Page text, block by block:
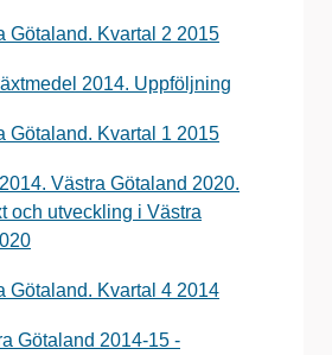
Götaland. Kvartal 2 2015
2014. Uppföljning
Götaland. Kvartal 1 2015
Västra Götaland 2020.
och utveckling i Västra
Götaland. Kvartal 4 2014
Götaland 2014-15 -